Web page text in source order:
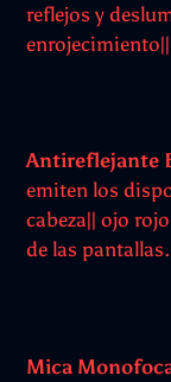
reflejos y
Antireflejante
emiten los
cabeza|| ojo
de las pantallas.
Mica